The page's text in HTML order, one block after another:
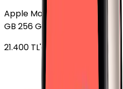
Apple MacBook Air 13" (13-
GB 256 GB Altın
21.400 TL'den başlayan fiyatlar